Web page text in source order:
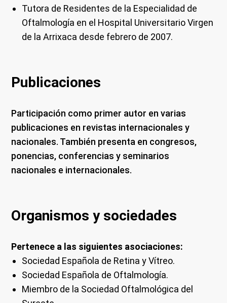
Tutora de Residentes de la Especialidad de
Oftalmología en el Hospital Universitario Virgen
de la Arrixaca desde febrero de 2007.
Publicaciones
Participación como primer autor en varias
publicaciones en revistas internacionales y
nacionales. También presenta en congresos,
ponencias, conferencias y seminarios
nacionales e internacionales.
Organismos y sociedades
Pertenece a las siguientes asociaciones:
Sociedad Española de Retina y Vítreo.
Sociedad Española de Oftalmología.
Miembro de la Sociedad Oftalmológica del